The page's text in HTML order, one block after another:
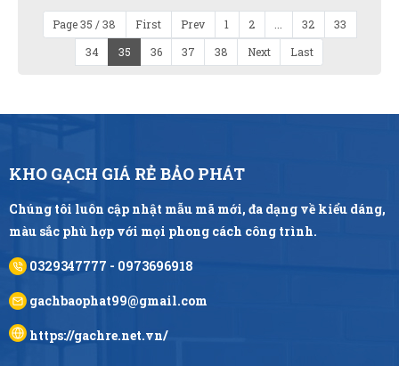
Page 35 / 38 First Prev 1 2 ... 32
33
34
35 36 37 38 Next Last
KHO GẠCH GIÁ RẺ BẢO PHÁT
Chúng tôi luôn cập nhật mẫu mã mới, đa dạng về kiểu dáng,
màu sắc phù hợp với mọi phong cách công trình.
0329347777 - 0973696918
gachbaophat99@gmail.com
https://gachre.net.vn/